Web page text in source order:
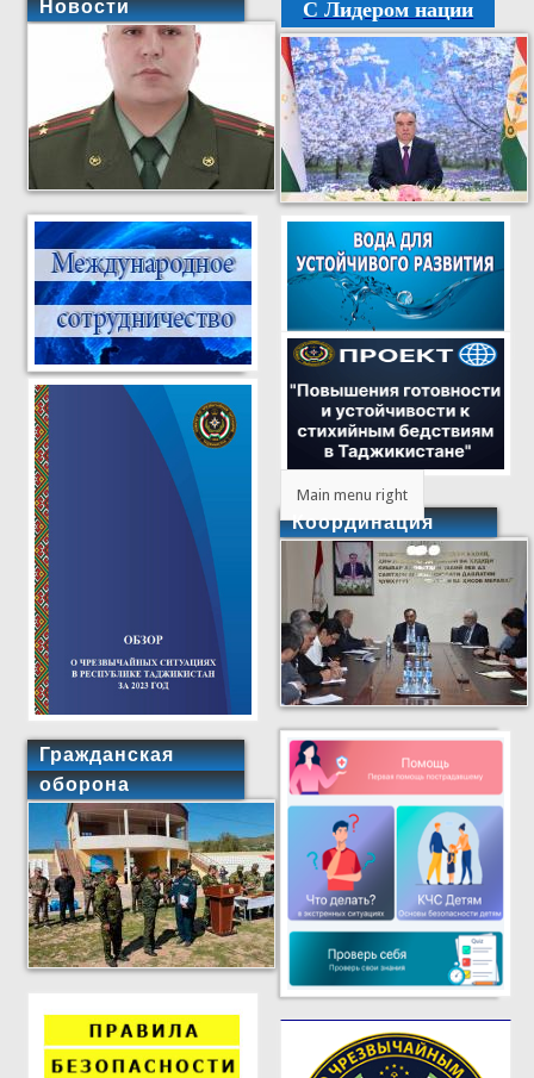
Новости
Гражданская
оборона
С Лидером нации
Main menu right
Координация